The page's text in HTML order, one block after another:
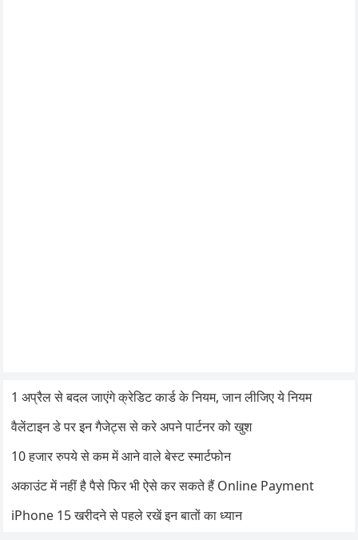
1 अप्रैल से बदल जाएंगे क्रेडिट कार्ड के नियम, जान लीजिए ये नियम
वैलेंटाइन डे पर इन गैजेट्स से करे अपने पार्टनर को खुश
10 हजार रुपये से कम में आने वाले बेस्ट स्मार्टफोन
अकाउंट में नहीं है पैसे फिर भी ऐसे कर सकते हैं Online Payment
iPhone 15 खरीदने से पहले रखें इन बातों का ध्यान